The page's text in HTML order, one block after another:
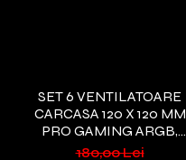
SET 6 VENTILATOARE
CARCASA 120 X 120 MM
PRO GAMING ARGB,
CONTROLLER PWM,
180,00 Lei